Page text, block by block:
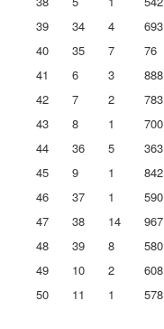
39
34 4 693
40
35 7 76
41
6 3 888
42
7 2 783
43
8 1 700
44
36 5 363
45
9 1 842
46
37 1 590
47
38 14 967
48
39 8 580
49
10 2 608
50
11 1 578